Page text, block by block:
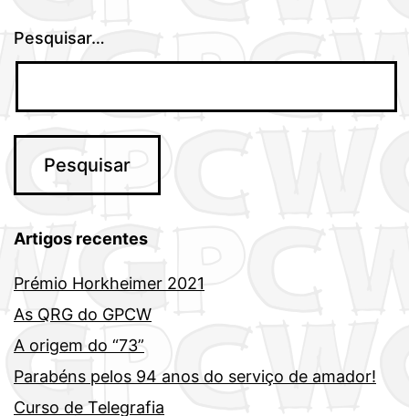
Pesquisar…
Artigos recentes
Prémio Horkheimer 2021
As QRG do GPCW
A origem do “73”
Parabéns pelos 94 anos do serviço de amador!
Curso de Telegrafia